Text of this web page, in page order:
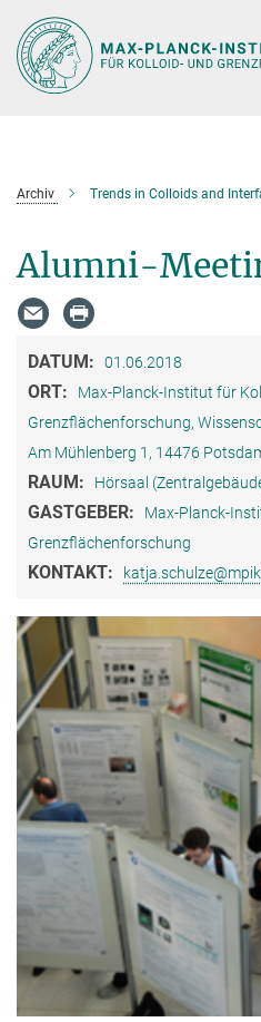
Hauptinhalt
Archiv Trends in Colloids and
Alumni-
DATUM: 01.06.2018
ORT:
Max-Planck-Institut für
Grenzflächenforschung,
Am Mühlenberg 1, 14476
RAUM: Hörsaal
GASTGEBER:
Max-Planck-
Grenzflächenforschung
KONTAKT: